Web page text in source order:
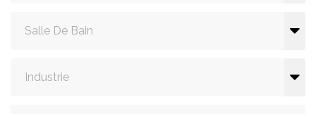
Salle De Bain
Industrie